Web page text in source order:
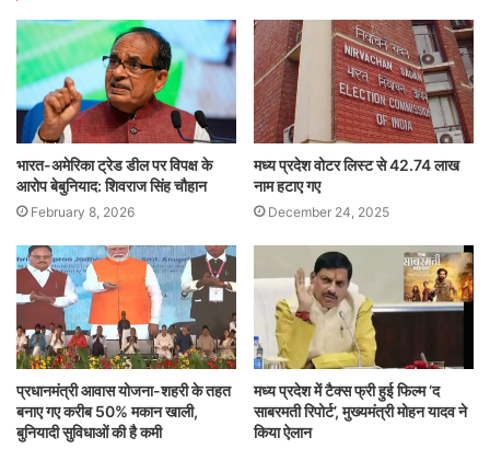
भारत-अमेरिका ट्रेड डील पर विपक्ष के
आरोप बेबुनियाद: शिवराज सिंह चौहान
February 8, 2026
मध्य प्रदेश वोटर लिस्ट से 42.74 लाख
नाम हटाए गए
December 24, 2025
प्रधानमंत्री आवास योजना-शहरी के तहत
बनाए गए करीब 50% मकान खाली,
बुनियादी सुविधाओं की है कमी
मध्य प्रदेश में टैक्स फ्री हुई फिल्म ‘द
साबरमती रिपोर्ट’, मुख्यमंत्री मोहन यादव ने
किया ऐलान